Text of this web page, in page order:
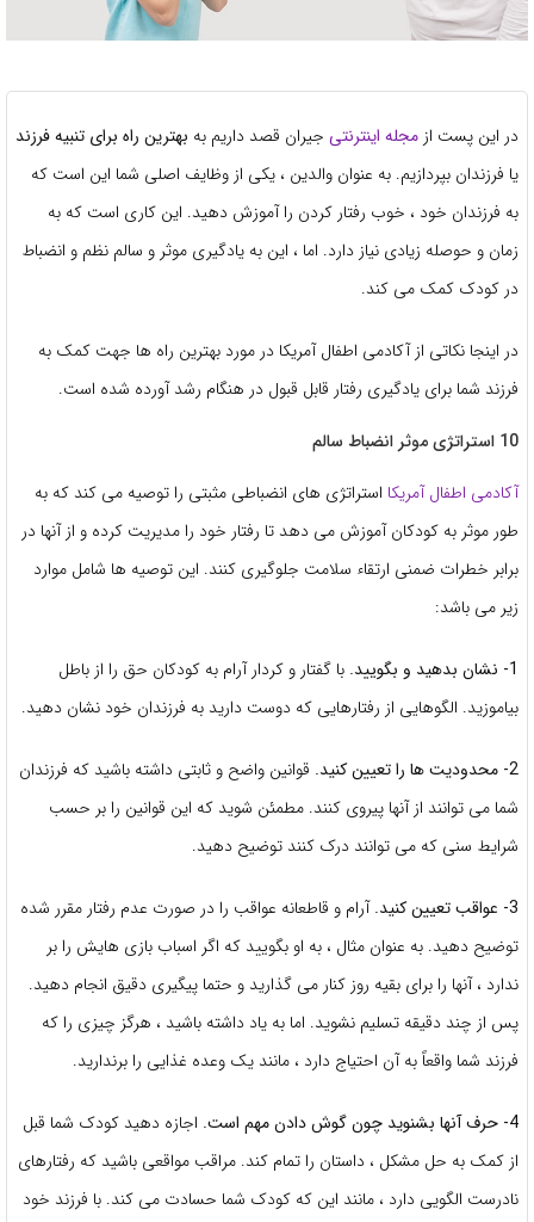
در این پست از مجله اینترنتی جیران قصد داریم به بهترین راه برای تنبیه فرزند
یا فرزندان بپردازیم. به عنوان والدین ، ​​یکی از وظایف اصلی شما این است که
به فرزندان خود ، خوب رفتار کردن را آموزش دهید. این کاری است که به
زمان و حوصله زیادی نیاز دارد. اما ، این به یادگیری موثر و سالم نظم و انضباط
در کودک کمک می کند.
در اینجا نکاتی از آکادمی اطفال آمریکا در مورد بهترین راه ها جهت کمک به
فرزند شما برای یادگیری رفتار قابل قبول در هنگام رشد آورده شده است.
10 استراتژی موثر انضباط سالم
آکادمی اطفال آمریکا استراتژی های انضباطی مثبتی را توصیه می کند که به
طور موثر به کودکان آموزش می دهد تا رفتار خود را مدیریت کرده و از آنها در
برابر خطرات ضمنی ارتقاء سلامت جلوگیری کنند. این توصیه ها شامل موارد
زیر می باشد:
1- نشان بدهید و بگویید.
با گفتار و کردار آرام به کودکان حق را از باطل
بیاموزید. الگوهایی از رفتارهایی که دوست دارید به فرزندان خود نشان دهید.
2- محدودیت ها را تعیین کنید.
قوانین واضح و ثابتی داشته باشید که فرزندان
شما می توانند از آنها پیروی کنند. مطمئن شوید که این قوانین را بر حسب
شرایط سنی که می توانند درک کنند توضیح دهید.
3- عواقب تعیین کنید.
آرام و قاطعانه عواقب را در صورت عدم رفتار مقرر شده
توضیح دهید. به عنوان مثال ، به او بگویید که اگر اسباب بازی هایش را بر
ندارد ، آنها را برای بقیه روز کنار می گذارید و حتما پیگیری دقیق انجام دهید.
پس از چند دقیقه تسلیم نشوید. اما به یاد داشته باشید ، هرگز چیزی را که
فرزند شما واقعاً به آن احتیاج دارد ، مانند یک وعده غذایی را برندارید.
4- حرف آنها بشنوید چون گوش دادن مهم است.
اجازه دهید کودک شما قبل
از کمک به حل مشکل ، داستان را تمام کند. مراقب مواقعی باشید که رفتارهای
نادرست الگویی دارد ، مانند این که کودک شما حسادت می کند. با فرزند خود